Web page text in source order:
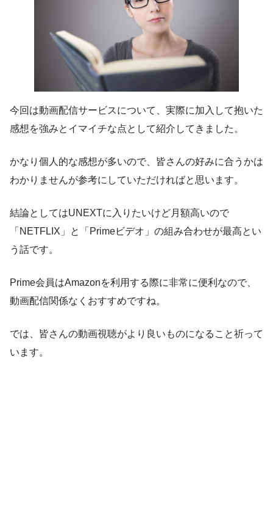
今回は動画配信サービスについて、実際に加入して抱いた
感想を強みとイマイチな点として紹介してきました。
かなり個人的な感想が多いので、皆さんの好みに合うかは
わかりませんが参考にしていただければと思います。
結論としてはUNEXTに入りたいけど月額高いので
「NETFLIX」と「Primeビデオ」の組み合わせが最高とい
う話です。
Prime会員はAmazonを利用する際に非常に便利なので、
動画配信関係なくおすすめですね。
では、皆さんの動画視聴がより良いものになること祈って
います。